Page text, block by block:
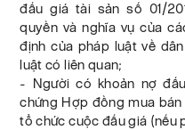
đấu giá tài sản số 01/
quyền và nghĩa vụ của
định của pháp luật về
luật có liên quan;
- Người có khoản nợ
chứng Hợp đồng mua
tổ chức cuộc đấu giá (nếu